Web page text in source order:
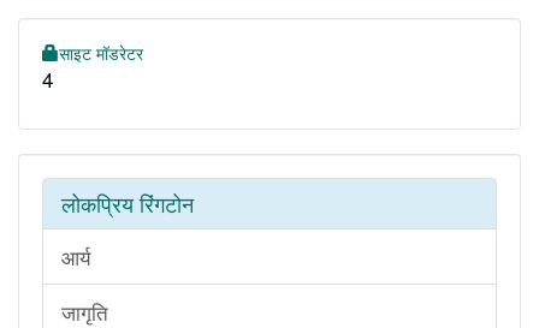
साइट मॉडरेटर
4
लोकप्रिय रिंगटोन
आर्य
जागृति